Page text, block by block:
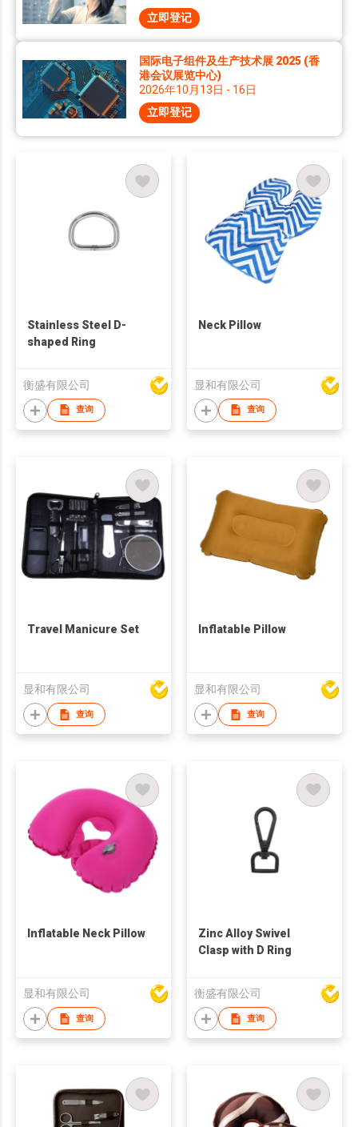
立即登记
国际电子组件及生产技术展 2025 (香
港会议展览中心)
2026年10月13日 - 16日
立即登记
Stainless Steel D-
shaped Ring
衡盛有限公司
查询
Neck Pillow
显和有限公司
查询
Travel Manicure Set
显和有限公司
查询
Inflatable Pillow
显和有限公司
查询
Inflatable Neck Pillow
显和有限公司
查询
Zinc Alloy Swivel
Clasp with D Ring
衡盛有限公司
查询